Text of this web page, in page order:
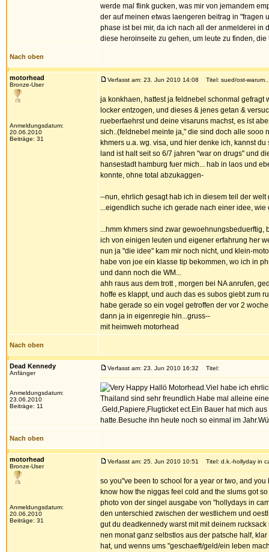
werde mal flink gucken, was mir von jemandem
der auf meinen etwas laengeren beitrag in "fragen
phase ist bei mir, da ich nach all der anmelderei in
diese heroinseite zu gehen, um leute zu finden,
Nach oben
motorhead
Bronze-User
Anmeldungsdatum:
20.06.2010
Beiträge: 31
Verfasst am: 23. Jun 2010 14:08 Titel: sued/ost-warum..
ja konkhaen, hattest ja feldnebel schonmal gefragt
locker entzogen, und dieses & jenes getan &
rueberfaehrst und deine visaruns machst, es ist
sich..(feldnebel meinte ja," die sind doch alle sooo
khmers u.a. wg. visa, und hier denke ich, kannst
land ist halt seit so 6/7 jahren "war on drugs" und
hansestadt hamburg fuer mich... hab in laos und
konnte, ohne total abzukaggen-
--nun, ehrlich gesagt hab ich in diesem teil der
...eigendlich suche ich gerade nach einer idee,
...hmm khmers sind zwar
ich von einigen leuten und eigener erfahrung her
nun ja "die idee" kam mir noch nicht, und klein-
habe von joe ein klasse tip bekommen, wo ich in
und dann noch die WM...
ahh raus aus dem trott , morgen bei NA anrufen,
hoffe es klappt, und auch das es subos giebt zum
habe gerade so ein vogel getroffen der vor 2
dann ja in eigenregie hin...gruss--
mit heimweh motorhead
Nach oben
Dead Kennedy
Anfänger
Anmeldungsdatum:
23.06.2010
Beiträge: 11
Verfasst am: 23. Jun 2010 16:32 Titel:
Hallö Motorhead.Viel habe ich
Thailand sind sehr freundlich.Habe mal alleine
.Geld,Papiere,Flugticket ect.Ein Bauer hat mich
hatte.Besuche ihn heute noch so einmal im
Nach oben
motorhead
Bronze-User
Anmeldungsdatum:
20.06.2010
Beiträge: 31
Verfasst am: 25. Jun 2010 10:51 Titel: d.k.-hollyday in
so you"ve been to school for a year or two, and
know how the niggas feel cold and the slums got
photo von der singel ausgabe von "hollydays in
den unterschied zwischen der westlichem und
gut du deadkennedy warst mit mit deinem
nen monat ganz selbstlos aus der patsche half,
hat, und wenns ums "geschaeft/geld/ein leben